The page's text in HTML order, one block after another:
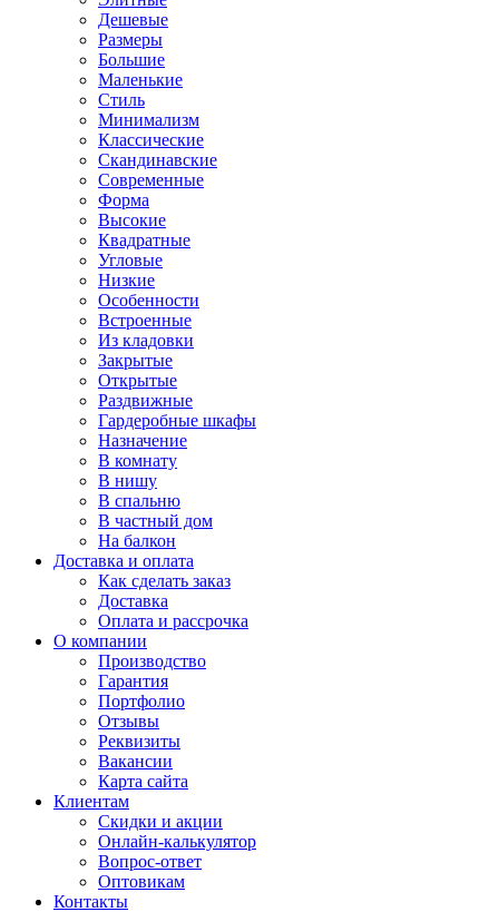
Дешевые
Размеры
Большие
Маленькие
Стиль
Минимализм
Классические
Скандинавские
Современные
Форма
Высокие
Квадратные
Угловые
Низкие
Особенности
Встроенные
Из кладовки
Закрытые
Открытые
Раздвижные
Гардеробные шкафы
Назначение
В комнату
В нишу
В спальню
В частный дом
На балкон
Доставка и оплата
Как сделать заказ
Доставка
Оплата и рассрочка
О компании
Производство
Гарантия
Портфолио
Отзывы
Реквизиты
Вакансии
Карта сайта
Клиентам
Скидки и акции
Онлайн-калькулятор
Вопрос-ответ
Оптовикам
Контакты